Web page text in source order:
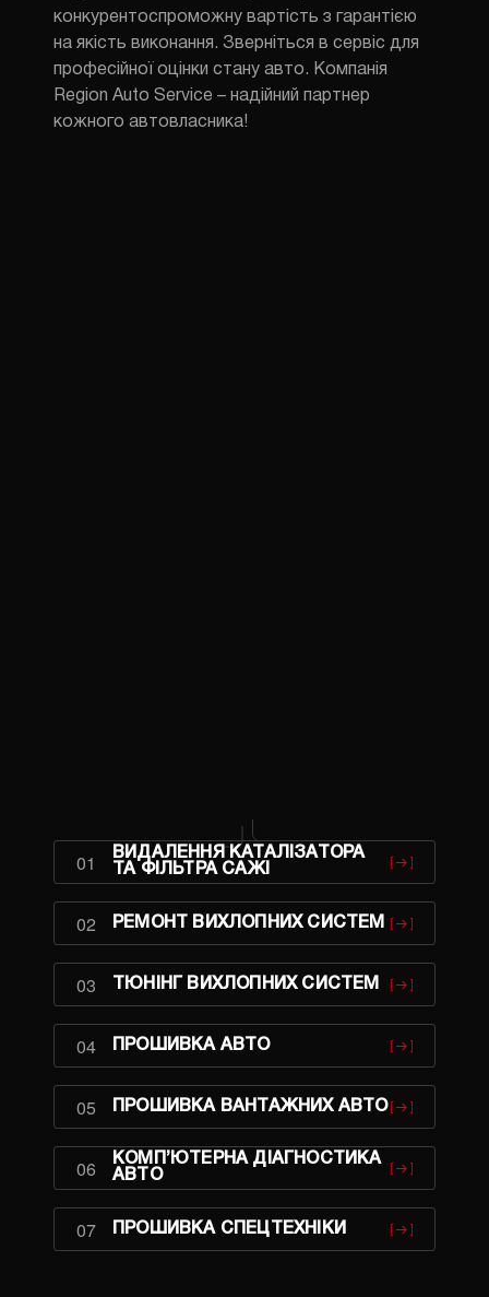
конкурентоспроможну вартість з гарантією
на якість виконання. Зверніться в сервіс для
професійної оцінки стану авто. Компанія
Region Auto Service – надійний партнер
кожного автовласника!
01
ВИДАЛЕННЯ КАТАЛІЗАТОРА
ТА ФІЛЬТРА САЖІ
02 РЕМОНТ ВИХЛОПНИХ СИСТЕМ
03 ТЮНІНГ ВИХЛОПНИХ СИСТЕМ
04 ПРОШИВКА АВТО
05 ПРОШИВКА ВАНТАЖНИХ АВТО
06
КОМП’ЮТЕРНА ДІАГНОСТИКА
АВТО
07 ПРОШИВКА СПЕЦТЕХНІКИ